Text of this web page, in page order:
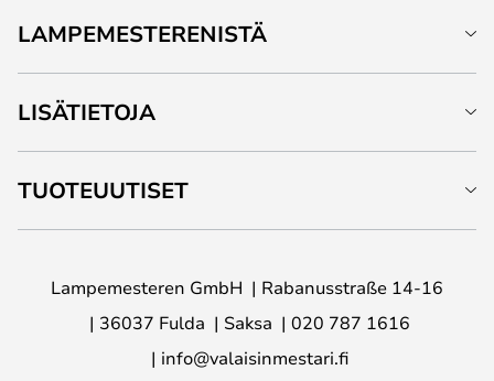
LAMPEMESTERENISTÄ
LISÄTIETOJA
TUOTEUUTISET
Lampemesteren GmbH
Rabanusstraße 14-16
36037 Fulda
Saksa
020 787 1616
info@valaisinmestari.fi